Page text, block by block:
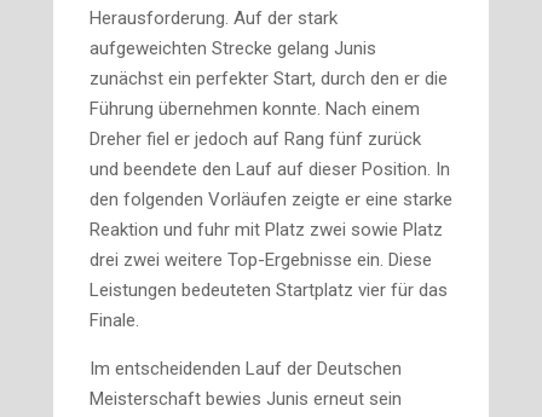
Herausforderung. Auf der stark
aufgeweichten Strecke gelang Junis
zunächst ein perfekter Start, durch den er die
Führung übernehmen konnte. Nach einem
Dreher fiel er jedoch auf Rang fünf zurück
und beendete den Lauf auf dieser Position. In
den folgenden Vorläufen zeigte er eine starke
Reaktion und fuhr mit Platz zwei sowie Platz
drei zwei weitere Top-Ergebnisse ein. Diese
Leistungen bedeuteten Startplatz vier für das
Finale.
Im entscheidenden Lauf der Deutschen
Meisterschaft bewies Junis erneut sein